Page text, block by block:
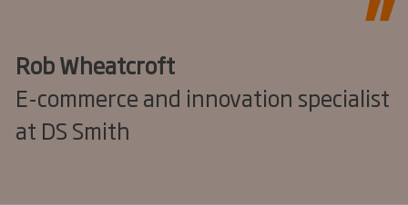
Rob Wheatcroft
E-commerce and innovation specialist
at DS Smith